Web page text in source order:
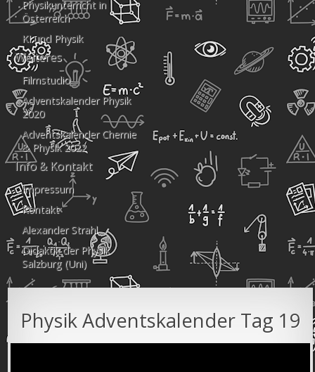
Physikunterricht in
Österreich
KI und Physik
Weiteres
Filmstudio
Adventskalender Physik
2020
Adventskalender Chemie
& Physik 2022
Info & Kontakt
Impressum
Kontakt
Alexander Strahl
Didaktik der Physik
Salzburg (Uni)
Physik Adventskalender Tag 19